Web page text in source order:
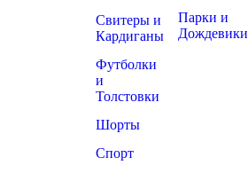
Свитеры и
Кардиганы
Футболки
и
Толстовки
Шорты
Спорт
Парки и
Дождевики